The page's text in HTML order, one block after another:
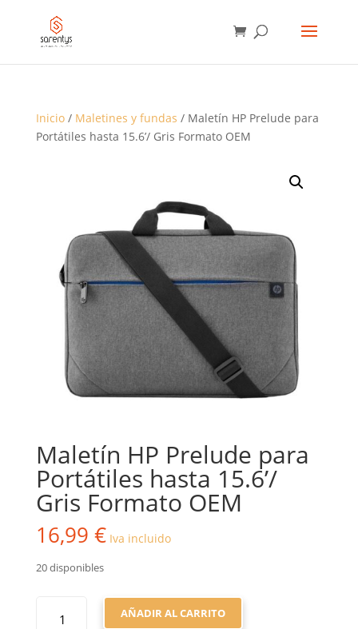
PRODUCTOS
Inicio/ Maletines y fundas / Maletín HP Prelude para
Portátiles hasta 15.6’/ Gris Formato OEM
Maletín HP Prelude para
Portátiles hasta 15.6’/
Gris Formato OEM
16,99 € Iva incluido
20 disponibles
AÑADIR AL CARRITO